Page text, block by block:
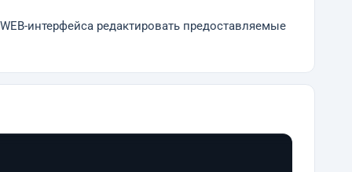
интерфейса редактировать предоставляемые